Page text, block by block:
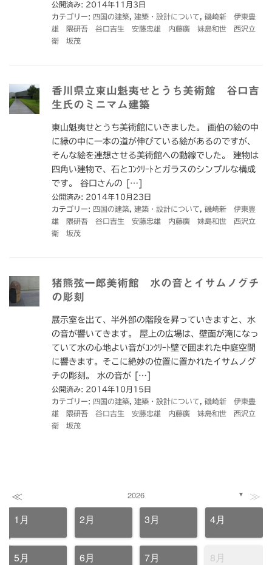
公開済み: 2014年11月3日
カテゴリー: 四国の建築 建築・設計について
磯崎新 伊東豊
雄 隈研吾 谷口吉生 安藤忠雄 内藤廣 妹島和世 西沢立
衛 坂茂
香川県立東山魁夷せとうち美術館 谷口吉
生氏のミニマム建築
東山魁夷せとうち美術館にいきました。 画伯の絵の中
に緑の中に一本の道が伸びている絵があるのですが、
そんな絵を連想させる美術館への動線でした。 建物は
四角い建物で、石とｺﾝｸﾘｰﾄとガラスのシンプルな構成
です。 谷口さんの […]
公開済み: 2014年10月23日
カテゴリー: 四国の建築 建築・設計について
磯崎新 伊東豊
雄 隈研吾 谷口吉生 安藤忠雄 内藤廣 妹島和世 西沢立
衛 坂茂
猪熊弦一郎美術館 水の音とイサムノグチ
の彫刻
展示室を出て、半外部の階段を昇っていきますと、水
の音が響いてきます。 屋上の広場は、壁面が滝になっ
ていて水の心地よい音がｺﾝｸﾘｰﾄ壁で囲まれた中庭空間
に響きます。そこに絶妙の位置に置かれたイサムノグ
チの彫刻。 水の音が […]
公開済み: 2014年10月15日
カテゴリー: 四国の建築 建築・設計について
磯崎新 伊東豊
雄 隈研吾 谷口吉生 安藤忠雄 内藤廣 妹島和世 西沢立
衛 坂茂
≪ 2026 ▼ ≫
1月 2月 3月 4月
5月 6月 7月 8月